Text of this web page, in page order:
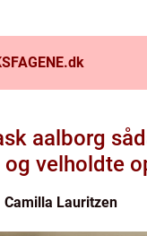
dk
aalborg
og velholdte
Camilla Lauritzen